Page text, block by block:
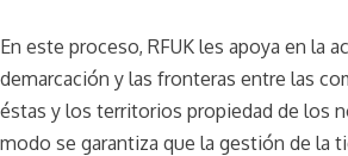
En este proceso, RFUK les apoya en la
demarcación y las fronteras entre las
éstas y los territorios propiedad de los
modo se garantiza que la gestión de la